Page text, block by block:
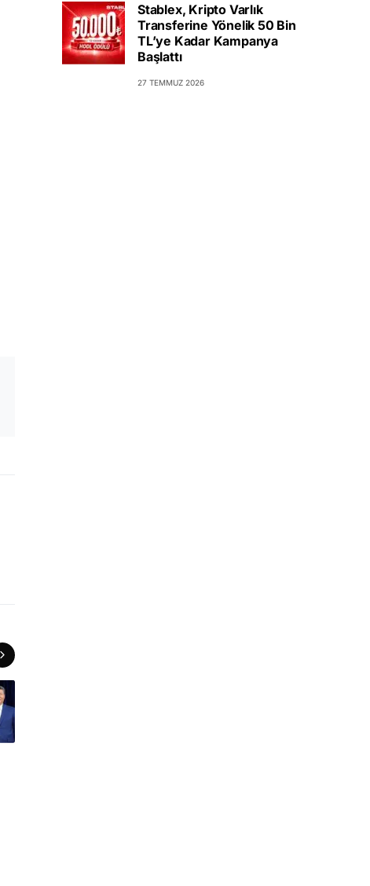
Stablex, Kripto Varlık
Transferine Yönelik 50 Bin
TL’ye Kadar Kampanya
Başlattı
27 TEMMUZ 2026